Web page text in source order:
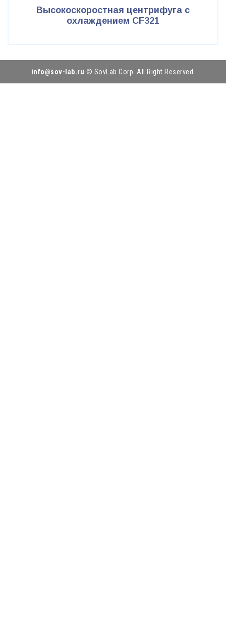
Высокоскоростная центрифуга с
охлаждением CF321
info@sov-lab.ru © SovLab Corp. All Right Reserved.